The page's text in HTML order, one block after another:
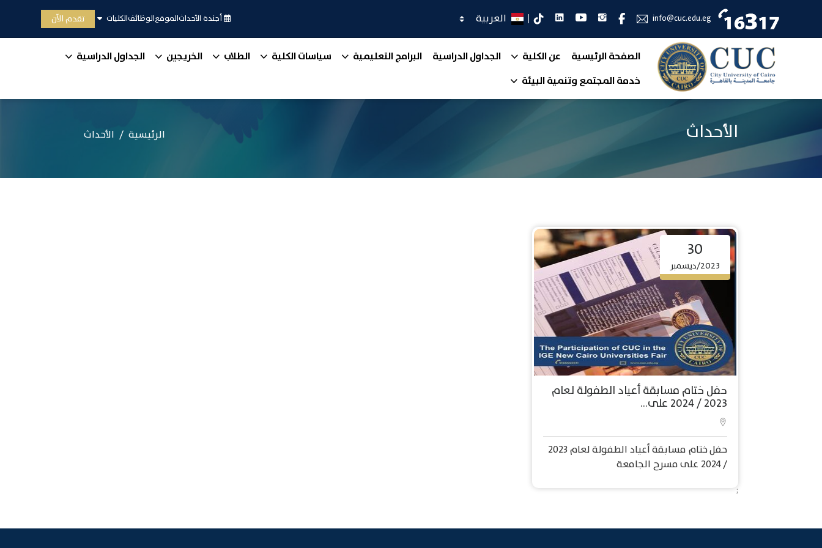
info@cuc.edu.eg فيس بوكانستجراميوتيوبلينكدانتيك توكاختر اللغة أجندة الأحداثالموقعالوظائفالكليات تقدم الآن
الصفحة الرئيسية عن الكلية الجداول الدراسية البرامج التعليمية سياسات الكلية الطلاب الخريجين
الجداول الدراسية
خدمة المجتمع وتنمية البيئة
الأحداث الرئيسية الأحداث
30
2023/ديسمبر
حفل ختام مسابقة أعياد الطفولة لعام
2023 / 2024 على...
حفل ختام مسابقة أعياد الطفولة لعام 2023
/ 2024 على مسرح الجامعة
;